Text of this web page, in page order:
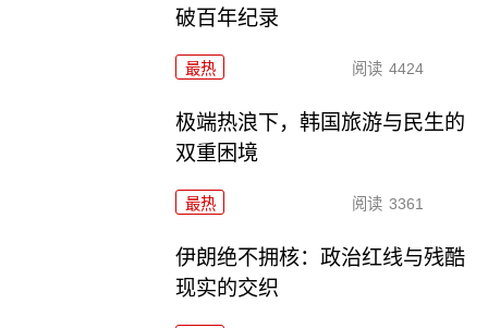
破百年纪录
最热 阅读 4424
极端热浪下，韩国旅游与民生的
双重困境
最热 阅读 3361
伊朗绝不拥核：政治红线与残酷
现实的交织